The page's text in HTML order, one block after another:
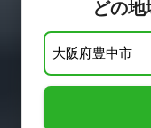
どの